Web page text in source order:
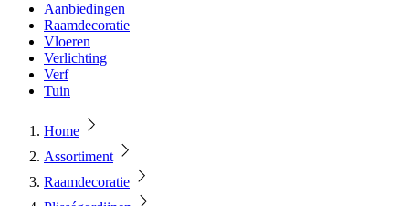
Aanbiedingen
Raamdecoratie
Vloeren
Verlichting
Verf
Tuin
Home
Assortiment
Raamdecoratie